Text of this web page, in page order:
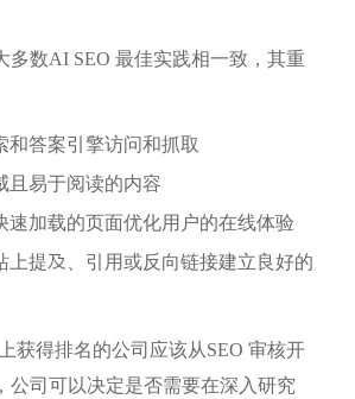
多数AI SEO 最佳实践相一致，其重
和答案引擎访问和抓取
且易于阅读的内容
速加载的页面优化用户的在线体验
上提及、引用或反向链接建立良好的
获得排名的公司应该从SEO 审核开
公司可以决定是否需要在深入研究